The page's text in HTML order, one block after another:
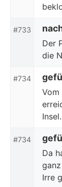
#733
Der
die
#734
Vom
Insel.
#734
Da
Irre